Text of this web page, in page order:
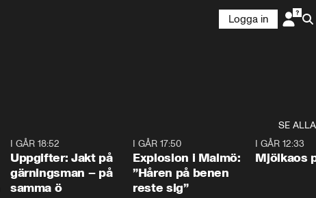
Logga in
SE ALLA
I GÅR 18:52
Uppgifter: Jakt på
gärningsman – på
samma ö
I GÅR 17:50
Explosion i Malmö:
”Håren på benen
reste sig”
I GÅR 12:33
Mjölkaos